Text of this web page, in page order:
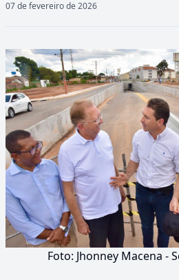
07 de fevereiro de 2026
Foto: Jhonney Macena -